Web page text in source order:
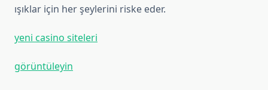
ışıklar için her şeylerini riske eder.
yeni casino siteleri
görüntüleyin